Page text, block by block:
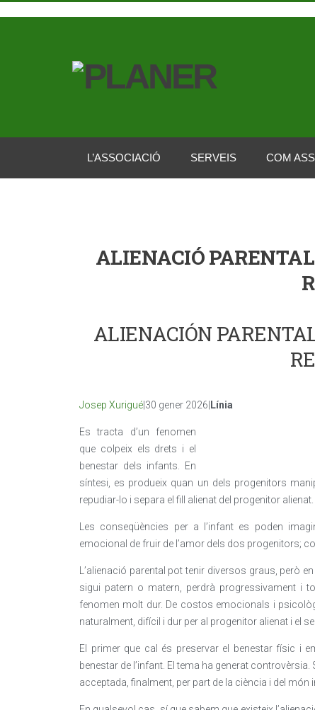
L’ASSOCIACIÓ SERVEIS COM
ALIENACIÓ
ALIENACIÓN
Josep Xurigué |30 gener 2026| Línia
Es tracta d’un fenomen
que colpeix els drets i el
benestar dels infants. En
síntesi, es produeix quan un dels progenitors
repudiar-lo i separa el fill alienat del progenitor alienat.
Les conseqüències per a l’infant es poden
emocional de fruir de l’amor dels dos progenitors;
L’alienació parental pot tenir diversos graus, però
sigui patern o matern, perdrà progressivament i
fenomen molt dur. De costos emocionals i
naturalment, difícil i dur per al progenitor alienat i el
El primer que cal és preservar el benestar físic i
benestar de l’infant. El tema ha generat
acceptada, finalment, per part de la ciència i del